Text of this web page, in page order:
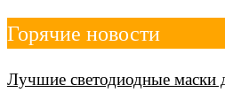
Перейти
к
Горячие новости
Лучшие светодиодные